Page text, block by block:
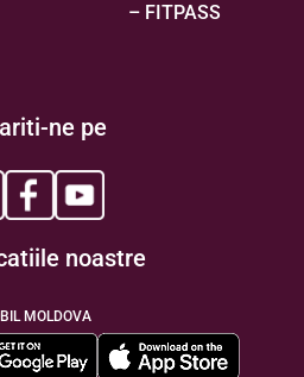
– FITPASS
ne pe
noastre
MOLDOVA